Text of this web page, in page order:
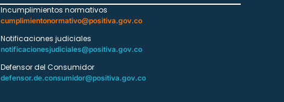
Incumplimientos normativos
cumplimientonormativo@positiva.gov.co
Notificaciones judiciales
notificacionesjudiciales@positiva.gov.co
Defensor del Consumidor
defensor.de.consumidor@positiva.gov.co